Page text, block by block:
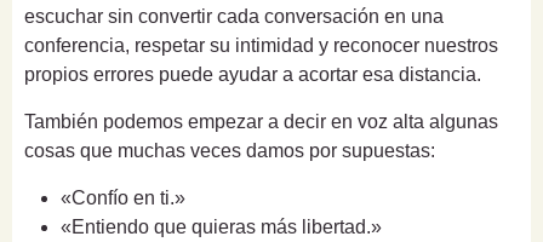
escuchar sin convertir cada conversación en una
conferencia, respetar su intimidad y reconocer nuestros
propios errores puede ayudar a acortar esa distancia.
También podemos empezar a decir en voz alta algunas
cosas que muchas veces damos por supuestas:
«Confío en ti.»
«Entiendo que quieras más libertad.»